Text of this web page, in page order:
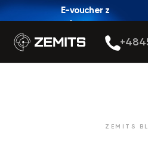
E-voucher z
rabatem
ZEMITS